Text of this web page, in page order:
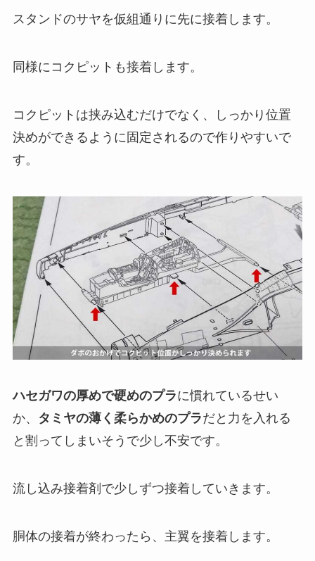
スタンドのサヤを仮組通りに先に接着します。
同様にコクピットも接着します。
コクピットは挟み込むだけでなく、しっかり位置
決めができるように固定されるので作りやすいで
す。
ハセガワの厚めで硬めのプラに慣れているせい
か、
タミヤの薄く柔らかめのプラだと力を入れる
と割ってしまいそうで少し不安です。
流し込み接着剤で少しずつ接着していきます。
胴体の接着が終わったら、主翼を接着します。